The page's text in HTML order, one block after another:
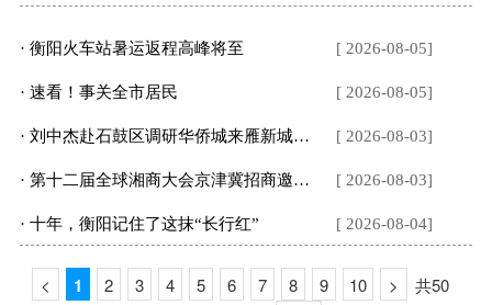
· 衡阳火车站暑运返程高峰将至 [ 2026-08-05]
· 速看！事关全市居民 [ 2026-08-05]
· 刘中杰赴石鼓区调研华侨城来雁新城项目 [ 2026-08-03]
· 第十二届全球湘商大会京津冀招商邀商推介会在北京举行
[ 2026-08-03]
· 十年，衡阳记住了这抹“长行红” [ 2026-08-04]
< 1 2 3 4 5 6 7 8 9 10 >
共50